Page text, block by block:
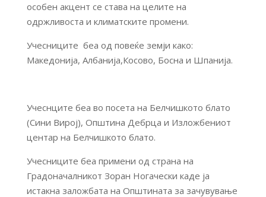
особен акцент се става на целите на
одржливоста и климатските промени.
Учесниците беа од повеќе земји како:
Македонија, Албанија,Косово, Босна и Шпанија.
Учеснците беа во посета на Белчишкото блато
(Сини Вирој), Општина Дебрца и Изложбениот
центар на Белчишкото блато.
Учесниците беа примени од страна на
Градоначалникот Зоран Ногачески каде ја
истакна заложбата на Општината за зачувување